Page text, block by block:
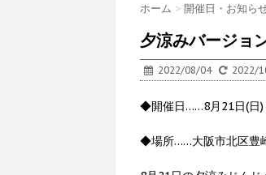
ホーム > 開催日・お知ら
夕涼みバージョ
2022/08/04 2022/
◆開催日……8月21日(日)
◆場所……大阪市北区豊